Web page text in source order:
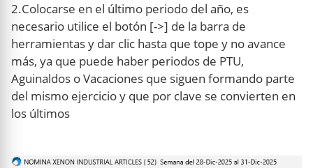
2.Colocarse en el último periodo del año, es
necesario utilice el botón [->] de la barra de
herramientas y dar clic hasta que tope y no avance
más, ya que puede haber periodos de PTU,
Aguinaldos o Vacaciones que siguen formando parte
del mismo ejercicio y que por clave se convierten en
los últimos